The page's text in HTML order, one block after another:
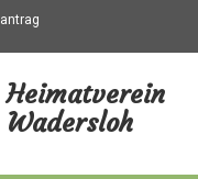
Heimatverein
Wadersloh